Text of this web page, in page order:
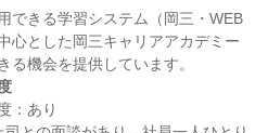
できる学習システム（岡三・WEB
心とした岡三キャリアアカデミー
：あり